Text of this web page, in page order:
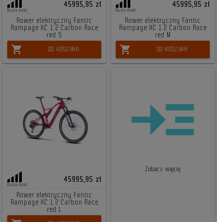
Duża ilość
45995,95 zł
Rower elektryczny Fantic
Rampage XC 1.2 Carbon Race
red S
shopping_cart DO KOSZYKA
Duża ilość
45995,95 zł
Rower elektryczny Fantic
Rampage XC 1.2 Carbon Race
red M
shopping_cart DO KOSZYKA
Duża ilość
45995,95 zł
Rower elektryczny Fantic
Rampage XC 1.2 Carbon Race
red L
Zobacz więcej